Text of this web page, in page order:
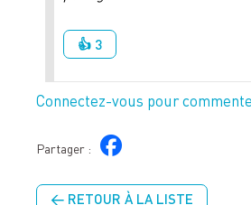
👍 3
Connectez-vous pour
Partager :
← RETOUR À LA LISTE